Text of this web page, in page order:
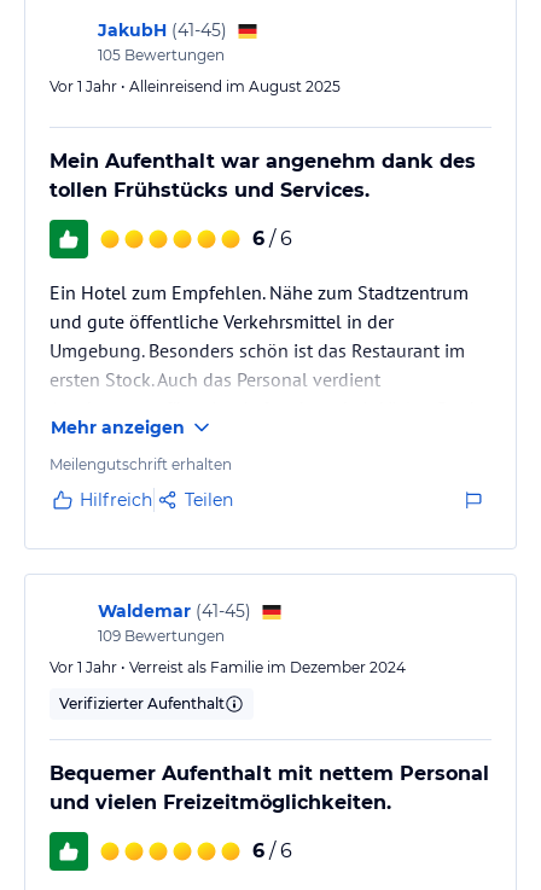
JakubH (41-45)
105 Bewertungen
Vor 1 Jahr • Alleinreisend im August 2025
Mein Aufenthalt war angenehm dank des
tollen Frühstücks und Services.
6 / 6
Ein Hotel zum Empfehlen. Nähe zum Stadtzentrum
und gute öffentliche Verkehrsmittel in der
Umgebung. Besonders schön ist das Restaurant im
ersten Stock. Auch das Personal verdient
für die geschenkte Flasche Wein.
Mehr anzeigen
Meilengutschrift erhalten
Hilfreich Teilen
Waldemar (41-45)
109 Bewertungen
Vor 1 Jahr • Verreist als Familie im Dezember 2024
Verifizierter Aufenthalt
Bequemer Aufenthalt mit nettem Personal
und vielen Freizeitmöglichkeiten.
6 / 6